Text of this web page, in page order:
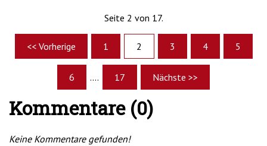
Seite 2 von 17.
<< Vorherige 1 2 3 4 5
6 .... 17 Nächste >>
Kommentare (0)
Keine Kommentare gefunden!